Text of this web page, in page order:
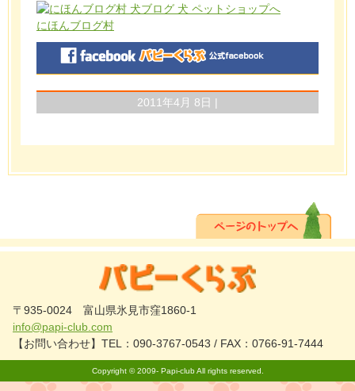
にほんブログ村
2011年4月 8日 |
〒935-0024 富山県氷見市窪1860-1
info@papi-club.com
【お問い合わせ】TEL：090-3767-0543 / FAX：0766-91-7444
Copyright © 2009- Papi-clubAll rights reserved.